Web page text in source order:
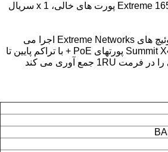
Extreme 16516: X430-24t - 24 x 10/100/1000BASE-T (RJ45) ، 4 x 100/1000BASE-X (SFP) پورت های خالی، 1 x سریال
سوئیچ های سری Summit X430 بر اساس ExtremeXOS انقلابی هستند که در تمام سوئیچ های Extreme Networks اجرا می
شود.و راه حل قابل برنامه ریزی برای اتصال برنامه های کاربردی لبه شبکه. سوئیچ Summit X430 پورتهای PoE + با تراکم پایین تا
متوسط و پورت های Gigabit Ethernet با تراکم بالا به علاوه پورت های SFP اختصاصی را در فرمت 1RU جمع آوری می کند